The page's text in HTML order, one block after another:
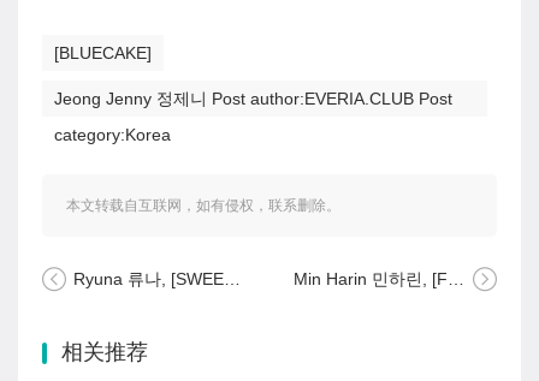
[BLUECAKE]
Jeong Jenny 정제니 Post author:EVERIA.CLUB Post
category:Korea
本文转载自互联网，如有侵权，联系删除。
Ryuna 류나, [SWEETHEBE] Ryuna Vol.01 Min Harin 민하린, [Fantasy Story] Exhibitionism of a Country girl Set.02
相关推荐